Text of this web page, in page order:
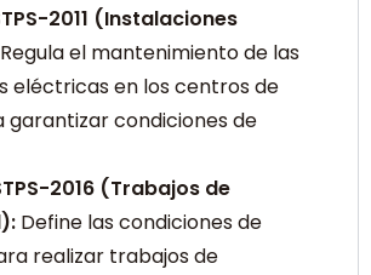
2011 (Instalaciones
Regula el mantenimiento de las
eléctricas en los centros de
garantizar condiciones de
2016 (Trabajos de
Define las condiciones de
realizar trabajos de